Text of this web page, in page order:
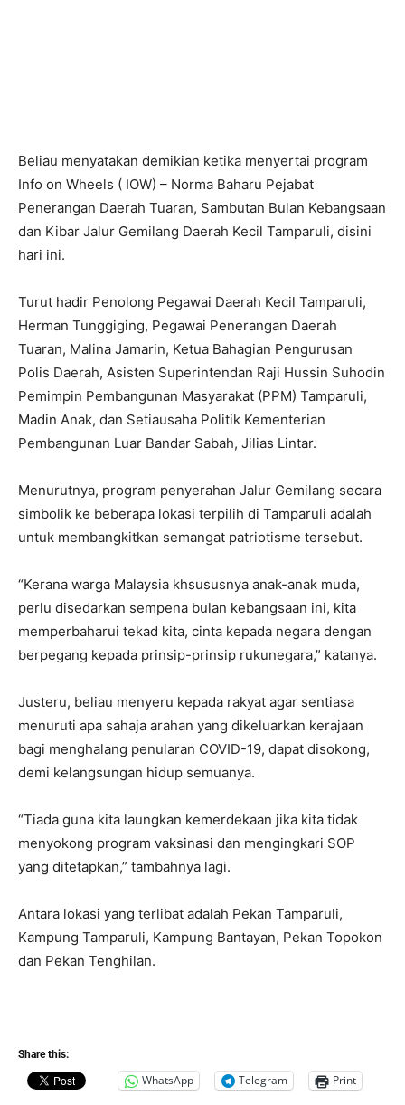
Beliau menyatakan demikian ketika menyertai program
Info on Wheels ( IOW) – Norma Baharu Pejabat
Penerangan Daerah Tuaran, Sambutan Bulan Kebangsaan
dan Kibar Jalur Gemilang Daerah Kecil Tamparuli, disini
hari ini.
Turut hadir Penolong Pegawai Daerah Kecil Tamparuli,
Herman Tunggiging, Pegawai Penerangan Daerah
Tuaran, Malina Jamarin, Ketua Bahagian Pengurusan
Polis Daerah, Asisten Superintendan Raji Hussin Suhodin
Pemimpin Pembangunan Masyarakat (PPM) Tamparuli,
Madin Anak, dan Setiausaha Politik Kementerian
Pembangunan Luar Bandar Sabah, Jilias Lintar.
Menurutnya, program penyerahan Jalur Gemilang secara
simbolik ke beberapa lokasi terpilih di Tamparuli adalah
untuk membangkitkan semangat patriotisme tersebut.
“Kerana warga Malaysia khsususnya anak-anak muda,
perlu disedarkan sempena bulan kebangsaan ini, kita
memperbaharui tekad kita, cinta kepada negara dengan
berpegang kepada prinsip-prinsip rukunegara,” katanya.
Justeru, beliau menyeru kepada rakyat agar sentiasa
menuruti apa sahaja arahan yang dikeluarkan kerajaan
bagi menghalang penularan COVID-19, dapat disokong,
demi kelangsungan hidup semuanya.
“Tiada guna kita laungkan kemerdekaan jika kita tidak
menyokong program vaksinasi dan mengingkari SOP
yang ditetapkan,” tambahnya lagi.
Antara lokasi yang terlibat adalah Pekan Tamparuli,
Kampung Tamparuli, Kampung Bantayan, Pekan Topokon
dan Pekan Tenghilan.
Share this:
WhatsApp Telegram Print